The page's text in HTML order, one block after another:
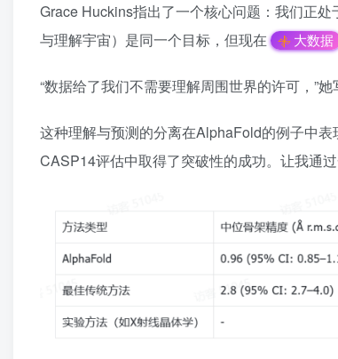
Grace Huckins指出了一个核心问题：我们正
与理解宇宙）是同一个目标，但现在
大数据
“数据给了我们不需要理解周围世界的许可，”
这种理解与预测的分离在AlphaFold的例子中
CASP14评估中取得了突破性的成功。让我通